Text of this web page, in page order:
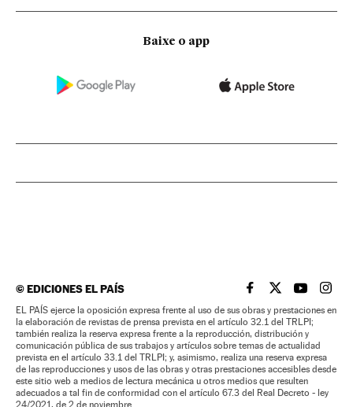
Baixe o app
©EDICIONES EL PAÍS EL PAÍS BRASIL EN
EL PAÍSEL PAÍS
EL
EL PAÍS ejerce la oposición expresa frente al uso de sus obras y prestaciones en
la elaboración de revistas de prensa prevista en el artículo 32.1 del TRLPI;
también realiza la reserva expresa frente a la reproducción, distribución y
comunicación pública de sus trabajos y artículos sobre temas de actualidad
prevista en el artículo 33.1 del TRLPI; y, asimismo, realiza una reserva expresa
de las reproducciones y usos de las obras y otras prestaciones accesibles desde
este sitio web a medios de lectura mecánica u otros medios que resulten
adecuados a tal fin de conformidad con el artículo 67.3 del Real Decreto - ley
24/2021, de 2 de noviembre